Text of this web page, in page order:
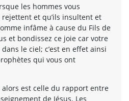
les hommes vous
rejettent et qu’ils insultent et
infâme à cause du Fils de
et bondissez ce joie car votre
le ciel; c’est en effet ainsi
qui vous ont
alors est celle du rapport entre
de Jésus. Les